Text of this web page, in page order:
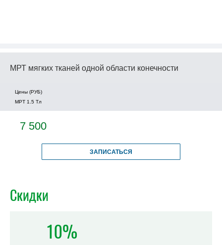
МРТ мягких тканей одной области конечности
Цены (РУБ)
МРТ 1.5 Tл
7 500
ЗАПИСАТЬСЯ
Скидки
10%